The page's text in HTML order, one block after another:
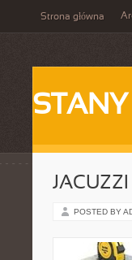
Strona główna
POSTED BY